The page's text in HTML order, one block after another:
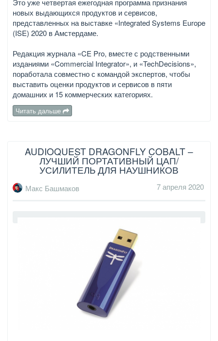
Это уже четвертая ежегодная программа признания
новых выдающихся продуктов и сервисов,
представленных на выставке «Integrated Systems Europe
(ISE) 2020 в Амстердаме.
Редакция журнала «CE Pro, вместе с родственными
изданиями «Commercial Integrator», и «TechDecisions»,
поработала совместно с командой экспертов, чтобы
выставить оценки продуктов и сервисов в пяти
домашних и 15 коммерческих категориях.
Читать дальше
AUDIOQUEST DRAGONFLY COBALT –
ЛУЧШИЙ ПОРТАТИВНЫЙ ЦАП/
УСИЛИТЕЛЬ ДЛЯ НАУШНИКОВ
Макс Башмаков 7 апреля 2020